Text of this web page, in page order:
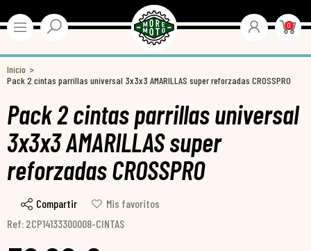
0
Inicio
Pack 2 cintas parrillas universal 3x3x3 AMARILLAS super reforzadas CROSSPRO
Pack 2 cintas parrillas universal
3x3x3 AMARILLAS super
reforzadas CROSSPRO
Compartir
Mis favoritos
Ref: 2CP14133300008-CINTAS